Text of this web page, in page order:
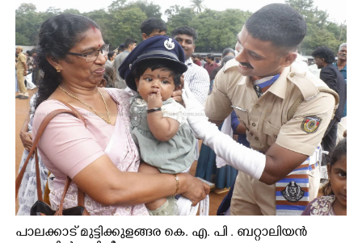
പാലക്കാട് മുട്ടിക്കുളങ്ങര കെ. എ. പി . ബറ്റാലിയൻ